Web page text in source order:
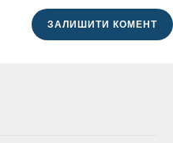
ЗАЛИШИТИ КОМЕНТ